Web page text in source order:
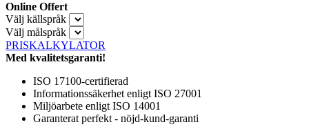
Online Offert
Välj källspråk
Välj målspråk
PRISKALKYLATOR
Med kvalitetsgaranti!
ISO 17100-certifierad
Informationssäkerhet enligt ISO 27001
Miljöarbete enligt ISO 14001
Garanterat perfekt - nöjd-kund-garanti